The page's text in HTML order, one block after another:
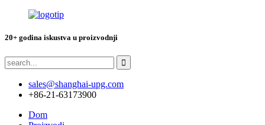
20+ godina iskustva u proizvodnji
sales@shanghai-upg.com
+86-21-63173900
Dom